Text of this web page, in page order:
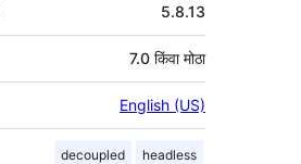
5.8.13
7.0 किंवा मोठा
English (US)
decoupled headless